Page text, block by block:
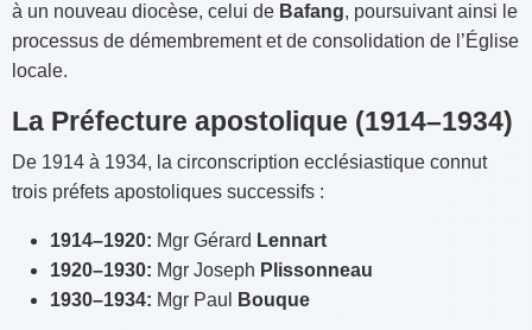
à un nouveau diocèse, celui de Bafang, poursuivant ainsi le
processus de démembrement et de consolidation de l’Église
locale.
La Préfecture apostolique (1914–1934)
De 1914 à 1934, la circonscription ecclésiastique connut
trois préfets apostoliques successifs :
1914–1920: Mgr Gérard Lennart
1920–1930: Mgr Joseph Plissonneau
1930–1934: Mgr Paul Bouque